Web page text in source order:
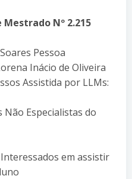
Nº 2.215
Pessoa
Inácio de Oliveira
Assistida por LLMs:
Especialistas do
em assistir